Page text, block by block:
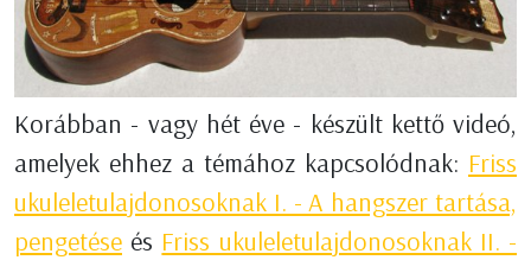
Korábban - vagy hét éve - készült kettő videó,
amelyek ehhez a témához kapcsolódnak: Friss
ukuleletulajdonosoknak I. - A hangszer tartása,
pengetése és Friss ukuleletulajdonosoknak II. -